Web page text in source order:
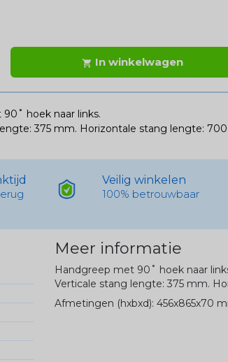
 In winkelwagen
hoek naar links.
375 mm. Horizontale stang lengte:
Veilig winkelen
100% betrouwbaar
Meer informatie
Handgreep met 90˚ hoek naar
Verticale stang lengte: 375 mm.
Afmetingen (hxbxd): 456x865x70